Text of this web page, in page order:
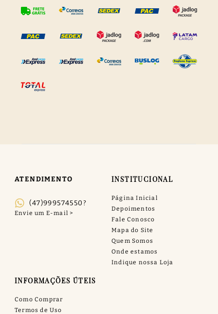
ATENDIMENTO
(47)999574550?
INSTITUCIONAL
Página Inicial
Depoimentos
Fale Conosco
Mapa do Site
Quem Somos
Onde estamos
Indique nossa Loja
INFORMAÇÕES ÚTEIS
Como Comprar
Termos de Uso